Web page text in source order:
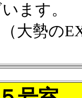
ます。
EX様